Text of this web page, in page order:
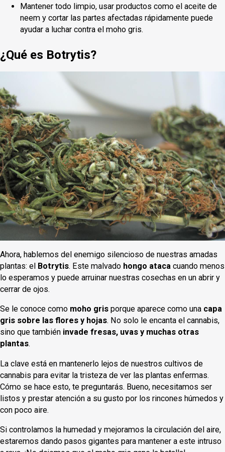
Mantener todo limpio, usar productos como el aceite de
neem y cortar las partes afectadas rápidamente puede
ayudar a luchar contra el moho gris.
¿Qué es Botrytis?
Ahora, hablemos del enemigo silencioso de nuestras amadas
plantas: el Botrytis. Este malvado hongo ataca cuando menos
lo esperamos y puede arruinar nuestras cosechas en un abrir y
cerrar de ojos.
Se le conoce como moho gris porque aparece como una capa
gris sobre las flores y hojas. No solo le encanta el cannabis,
sino que también invade fresas, uvas y muchas otras
plantas.
La clave está en mantenerlo lejos de nuestros cultivos de
cannabis para evitar la tristeza de ver las plantas enfermas.
Cómo se hace esto, te preguntarás. Bueno, necesitamos ser
listos y prestar atención a su gusto por los rincones húmedos y
con poco aire.
Si controlamos la humedad y mejoramos la circulación del aire,
estaremos dando pasos gigantes para mantener a este intruso